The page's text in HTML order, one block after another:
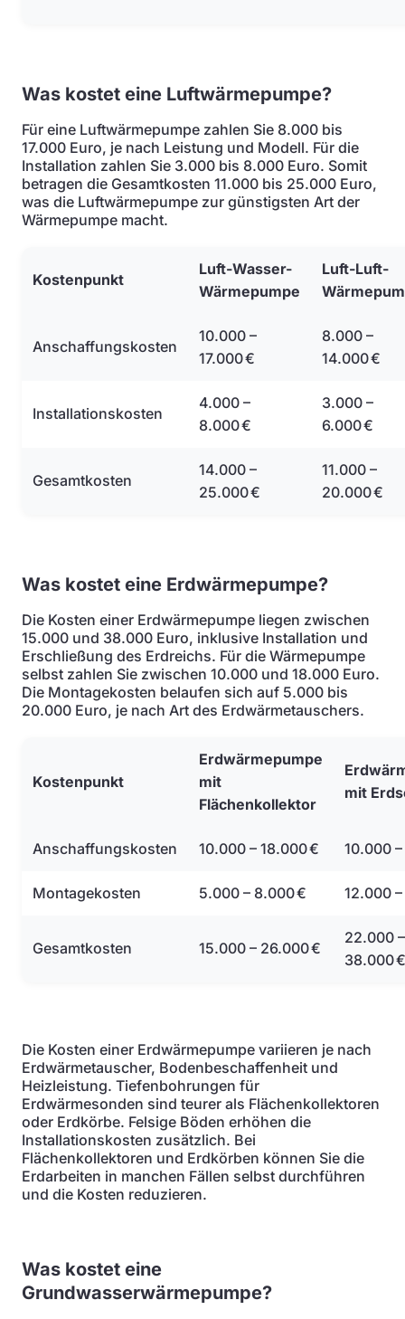
Was kostet eine Luftwärmepumpe?
Für eine Luftwärmepumpe zahlen Sie 8.000 bis
17.000 Euro, je nach Leistung und Modell. Für die
Installation zahlen Sie 3.000 bis 8.000 Euro. Somit
betragen die Gesamtkosten 11.000 bis 25.000 Euro,
was die Luftwärmepumpe zur günstigsten Art der
Wärmepumpe macht.
Kostenpunkt
Luft-Wasser-
Wärmepumpe
Luft-Luft-
Anschaffungskosten
10.000 –
17.000 €
8.000 –
14.000 €
Installationskosten
4.000 –
8.000 €
3.000 –
6.000 €
Gesamtkosten
14.000 –
25.000 €
11.000 –
20.000 €
Was kostet eine Erdwärmepumpe?
Die Kosten einer Erdwärmepumpe liegen zwischen
15.000 und 38.000 Euro, inklusive Installation und
Erschließung des Erdreichs. Für die Wärmepumpe
selbst zahlen Sie zwischen 10.000 und 18.000 Euro.
Die Montagekosten belaufen sich auf 5.000 bis
20.000 Euro, je nach Art des Erdwärmetauschers.
Kostenpunkt
Erdwärmepumpe
mit
Flächenkollektor
mit
Anschaffungskosten 10.000 – 18.000 € 10.000
Montagekosten 5.000 – 8.000 € 12.000
Gesamtkosten 15.000 – 26.000 €
22.000 –
38.000 €
Die Kosten einer Erdwärmepumpe variieren je nach
Erdwärmetauscher, Bodenbeschaffenheit und
Heizleistung. Tiefenbohrungen für
Erdwärmesonden sind teurer als Flächenkollektoren
oder Erdkörbe. Felsige Böden erhöhen die
Installationskosten zusätzlich. Bei
Flächenkollektoren und Erdkörben können Sie die
Erdarbeiten in manchen Fällen selbst durchführen
und die Kosten reduzieren.
Was kostet eine
Grundwasserwärmepumpe?